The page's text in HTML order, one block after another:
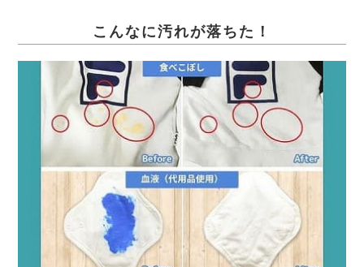
こんなに汚れが落ちた！